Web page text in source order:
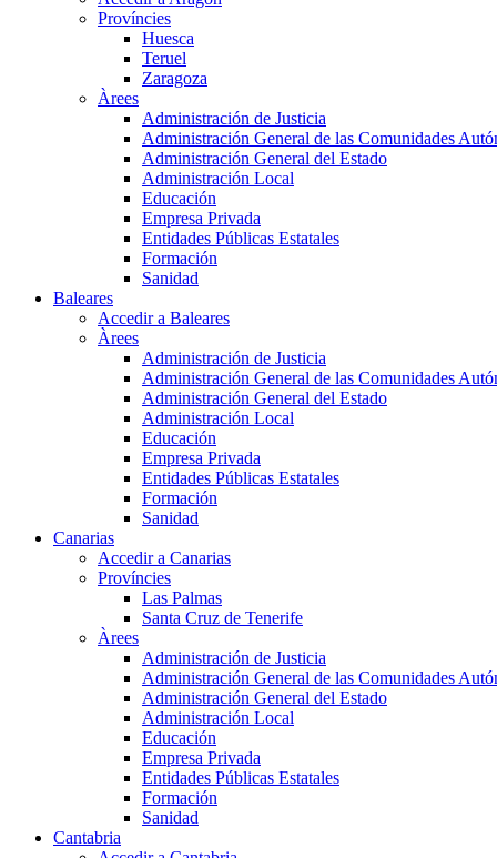
Províncies
Huesca
Teruel
Zaragoza
Àrees
Administración de Justicia
Administración General de las Comunidades
Administración General del Estado
Administración Local
Educación
Empresa Privada
Entidades Públicas Estatales
Formación
Sanidad
Baleares
Accedir a Baleares
Àrees
Administración de Justicia
Administración General de las Comunidades
Administración General del Estado
Administración Local
Educación
Empresa Privada
Entidades Públicas Estatales
Formación
Sanidad
Canarias
Accedir a Canarias
Províncies
Las Palmas
Santa Cruz de Tenerife
Àrees
Administración de Justicia
Administración General de las Comunidades
Administración General del Estado
Administración Local
Educación
Empresa Privada
Entidades Públicas Estatales
Formación
Sanidad
Cantabria